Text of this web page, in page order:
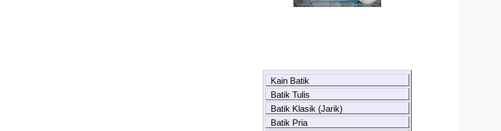
Kain Batik
Batik Tulis
Batik Klasik (Jarik)
Batik Pria